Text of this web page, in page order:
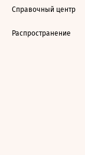
Справочный центр
Распространение